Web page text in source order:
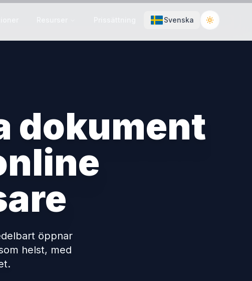
Svenska Toggle
dokument
öppnar
helst, med